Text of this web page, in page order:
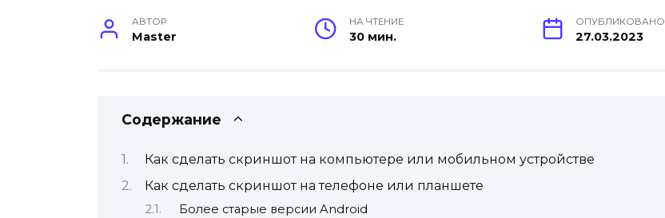
АВТОР
Master
НА ЧТЕНИЕ
30 мин.
ОПУБЛИКОВАНО
27.03.2023
Содержание
Как сделать скриншот на компьютере или мобильном устройстве
Как сделать скриншот на телефоне или планшете
Более старые версии Android